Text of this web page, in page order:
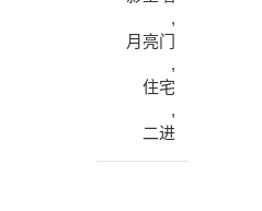
,
月亮门
,
住宅
,
二进